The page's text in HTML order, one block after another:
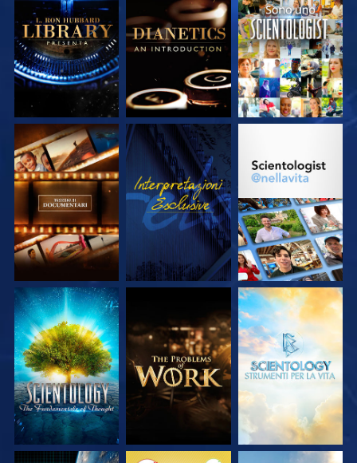
ESPLORA LE
SERIE
ESPLORA LE
SERIE
GUARDA
ESPLORA LE
SERIE
GUARDA
ESPLORA LE
ESPLORA LE
SERIE
ESPLORA LE
SERIE
ESPLORA LE
SERIE